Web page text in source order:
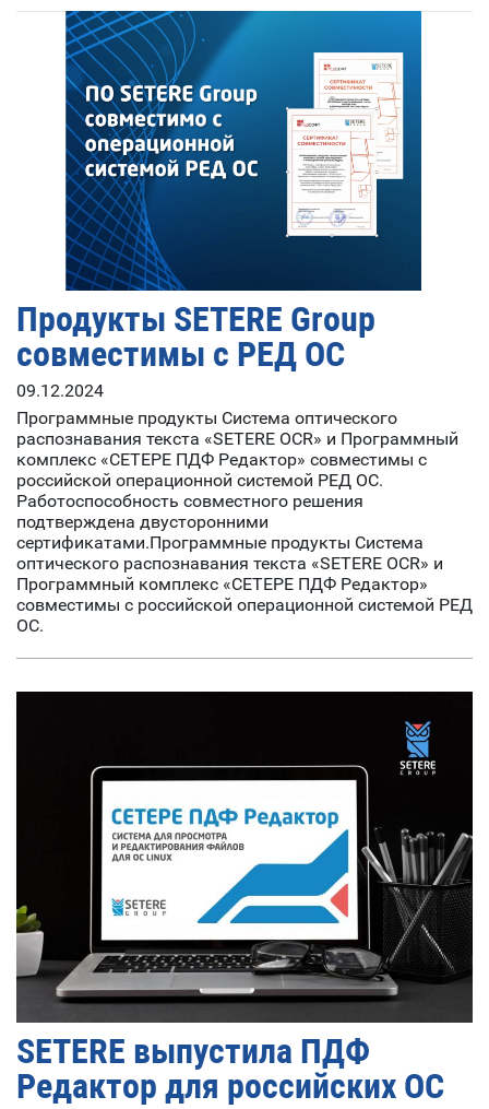
Продукты SETERE Group
совместимы с РЕД ОС
09.12.2024
Программные продукты Система оптического
распознавания текста «SETERE OCR» и Программный
комплекс «СЕТЕРЕ ПДФ Редактор» совместимы с
российской операционной системой РЕД ОС.
Работоспособность совместного решения
подтверждена двусторонними
сертификатами.Программные продукты Система
оптического распознавания текста «SETERE OCR» и
Программный комплекс «СЕТЕРЕ ПДФ Редактор»
совместимы с российской операционной системой РЕД
ОС.
SETERE выпустила ПДФ
Редактор для российских ОС